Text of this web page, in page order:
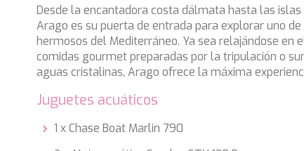
Desde la encantadora costa dálmata hasta las islas
Arago es su puerta de entrada para explorar uno
hermosos del Mediterráneo. Ya sea relajándose en
comidas gourmet preparadas por la tripulación o
aguas cristalinas, Arago ofrece la máxima
Juguetes acuáticos
1 x Chase Boat Marlin 790